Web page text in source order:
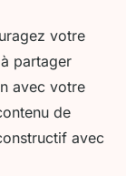
votre
partager
avec votre
de
avec